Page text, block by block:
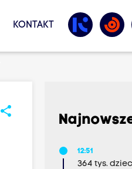
KONTAKT
share
12:51
364 tys.